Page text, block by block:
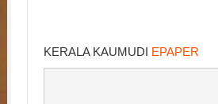
KERALA KAUMUDI EPAPER